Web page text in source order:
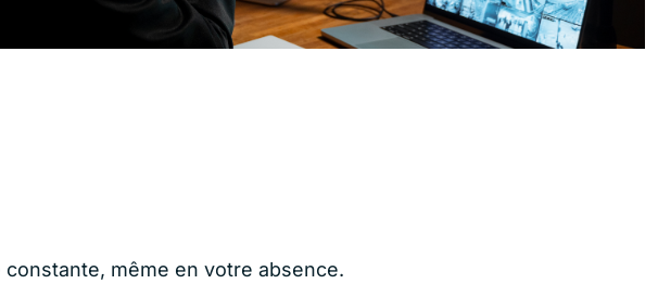
même en votre absence.